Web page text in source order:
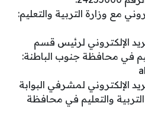
مع وزارة التربية والتعليم:
الإلكتروني لرئيس قسم
في محافظة جنوب الباطنة:
الإلكتروني لمشرفي البوابة
والتعليم في محافظة